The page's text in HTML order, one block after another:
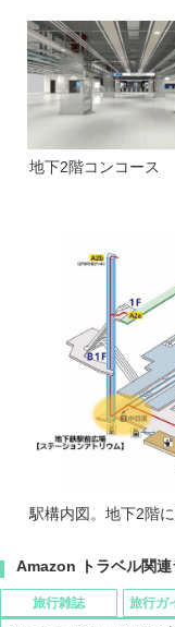
地下2階コンコース
駅構内図。地下2階
Amazon トラベル関連
旅行雑誌 旅行ガ